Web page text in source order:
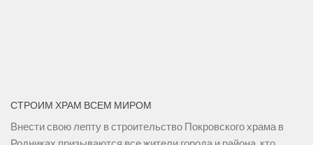
СТРОИМ ХРАМ ВСЕМ МИРОМ
Внести свою лепту в строительство Покровского храма в